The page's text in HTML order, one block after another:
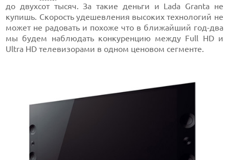
до двухсот тысяч. За такие деньги и Lada Granta не
купишь. Скорость удешевления высоких технологий не
может не радовать и похоже что в ближайший год-два
мы будем наблюдать конкуренцию между Full HD и
Ultra HD телевизорами в одном ценовом сегменте.